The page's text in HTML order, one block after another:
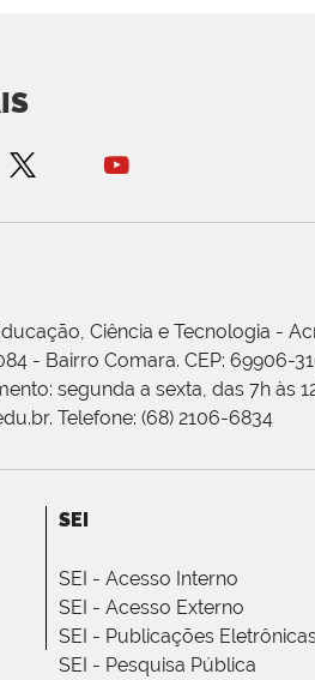
Ciência e Tecnologia -
- Bairro Comara. CEP: 69906-
segunda a sexta, das 7h às
Telefone: (68) 2106-6834
SEI
SEI - Acesso Interno
SEI - Acesso Externo
SEI - Publicações
SEI - Pesquisa Pública